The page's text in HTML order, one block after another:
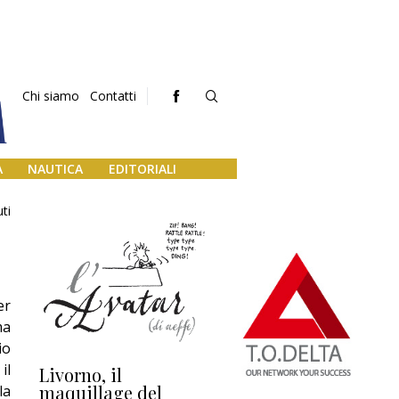
Chi siamo Contatti
NAUTICA EDITORIALI
Livorno, il
maquillage del
L’uscita di scena di